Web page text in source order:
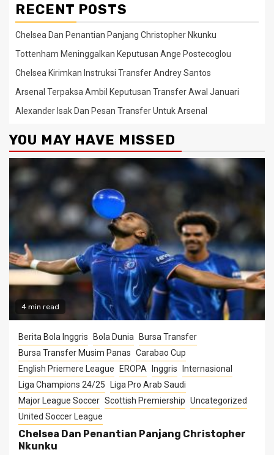
RECENT POSTS
Chelsea Dan Penantian Panjang Christopher Nkunku
Tottenham Meninggalkan Keputusan Ange Postecoglou
Chelsea Kirimkan Instruksi Transfer Andrey Santos
Arsenal Terpaksa Ambil Keputusan Transfer Awal Januari
Alexander Isak Dan Pesan Transfer Untuk Arsenal
YOU MAY HAVE MISSED
4 min read
Berita Bola Inggris Bola Dunia
Bursa Transfer
Bursa Transfer Musim Panas Carabao Cup
English Priemere League
EROPA Inggris
Internasional
Liga Champions 24/25
Liga Pro Arab Saudi
Major League Soccer Scottish Premiership Uncategorized
United Soccer League
Chelsea Dan Penantian Panjang Christopher
Nkunku